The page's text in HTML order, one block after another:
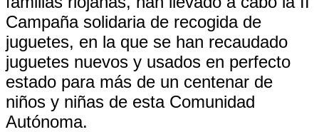
Campaña solidaria de recogida de
juguetes, en la que se han recaudado
juguetes nuevos y usados en perfecto
estado para más de un centenar de
niños y niñas de esta Comunidad
Autónoma.